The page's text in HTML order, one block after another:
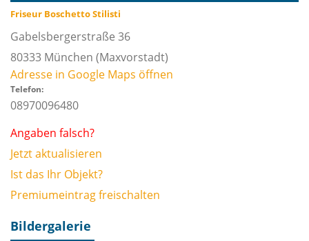
Friseur Boschetto Stilisti
Gabelsbergerstraße 36
80333 München (Maxvorstadt)
Adresse in Google Maps öffnen
Telefon:
08970096480
Angaben falsch?
Jetzt aktualisieren
Ist das Ihr Objekt?
Premiumeintrag freischalten
Bildergalerie